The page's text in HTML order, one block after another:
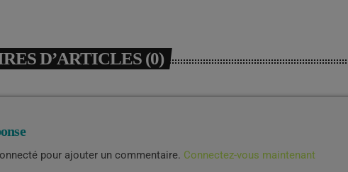
D’ARTICLES (0)
pour ajouter un commentaire. Connectez-vous maintenant